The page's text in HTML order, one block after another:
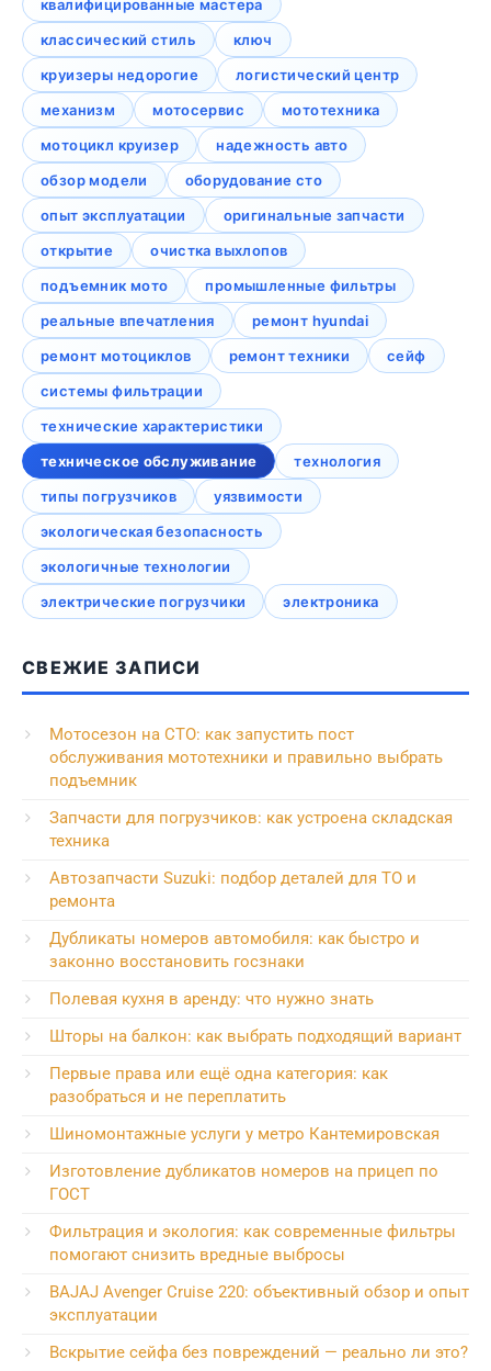
квалифицированные мастера
классический стиль
ключ
круизеры недорогие
логистический центр
механизм
мотосервис
мототехника
мотоцикл круизер
надежность авто
обзор модели
оборудование сто
опыт эксплуатации
оригинальные запчасти
открытие
очистка выхлопов
подъемник мото
промышленные фильтры
реальные впечатления
ремонт hyundai
ремонт мотоциклов
ремонт техники
сейф
системы фильтрации
технические характеристики
техническое обслуживание
технология
типы погрузчиков
уязвимости
экологическая безопасность
экологичные технологии
электрические погрузчики
электроника
СВЕЖИЕ ЗАПИСИ
Мотосезон на СТО: как запустить пост
обслуживания мототехники и правильно выбрать
подъемник
Запчасти для погрузчиков: как устроена складская
техника
Автозапчасти Suzuki: подбор деталей для ТО и
ремонта
Дубликаты номеров автомобиля: как быстро и
законно восстановить госзнаки
Полевая кухня в аренду: что нужно знать
Шторы на балкон: как выбрать подходящий вариант
Первые права или ещё одна категория: как
разобраться и не переплатить
Шиномонтажные услуги у метро Кантемировская
Изготовление дубликатов номеров на прицеп по
ГОСТ
Фильтрация и экология: как современные фильтры
помогают снизить вредные выбросы
BAJAJ Avenger Cruise 220: объективный обзор и опыт
эксплуатации
Вскрытие сейфа без повреждений — реально ли это?